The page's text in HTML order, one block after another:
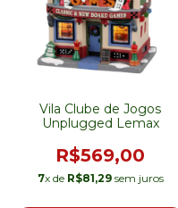
Vila Clube de Jogos
Unplugged Lemax
R$569,00
7x de R$81,29sem juros